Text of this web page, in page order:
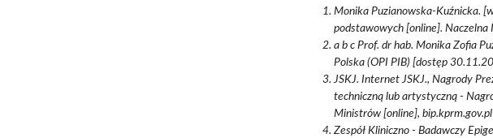
Monika Puzianowska-Kuźnicka.
podstawowych [online].
a b c Prof. dr hab. Monika Zofia
Polska (OPI PIB) [dostęp
JSKJ. Internet JSKJ., Nagrody
techniczną lub artystyczną -
Ministrów [online],
Zespół Kliniczno - Badawczy